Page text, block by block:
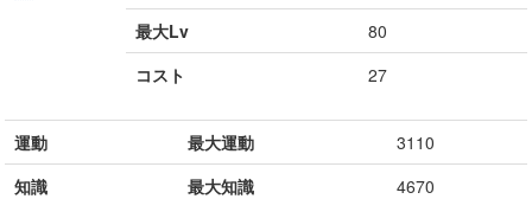
最大Lv
80
コスト
27
運動 最大運動
3110
知識
最大知識
4670